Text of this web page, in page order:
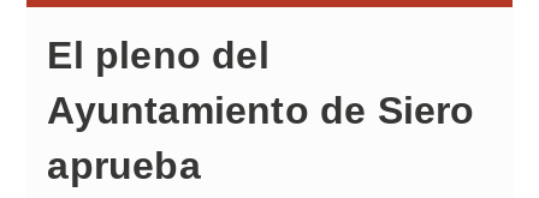
El pleno del
Ayuntamiento de Siero
aprueba